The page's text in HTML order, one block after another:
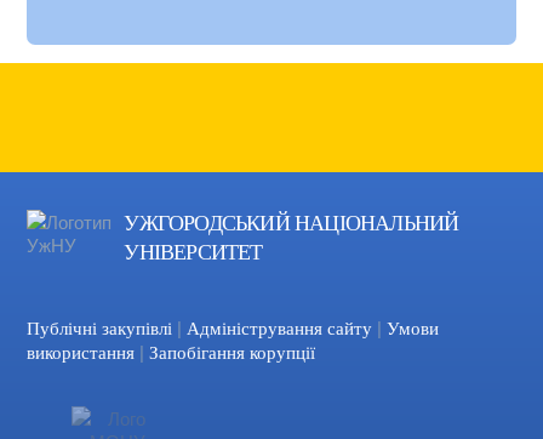
УЖГОРОДСЬКИЙ НАЦІОНАЛЬНИЙ
УНІВЕРСИТЕТ
Facebook
Публічні закупівлі | Адміністрування сайту | Умови
використання | Запобігання корупції